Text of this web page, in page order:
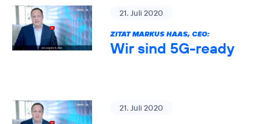
21. Juli 2020
ZITAT MARKUS HAAS, CEO:
Wir sind 5G-ready
21. Juli 2020